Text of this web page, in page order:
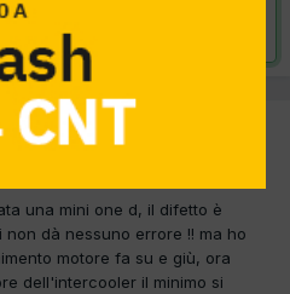
15 Settembre 2012
una mini one d, il difetto è
dà nessuno errore !! ma ho
motore fa su e giù, ora
dell'intercooler il minimo si